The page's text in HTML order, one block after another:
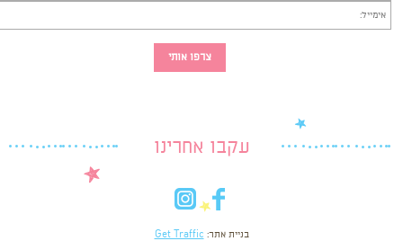
עקבו אחרינו
fb
בניית אתר: Get Traffic